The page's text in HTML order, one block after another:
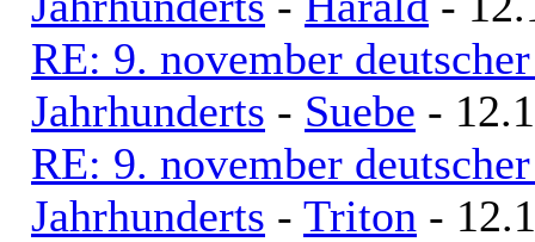
RE: 9. november
Jahrhunderts - Suebe -
RE: 9. november
Jahrhunderts - Triton -